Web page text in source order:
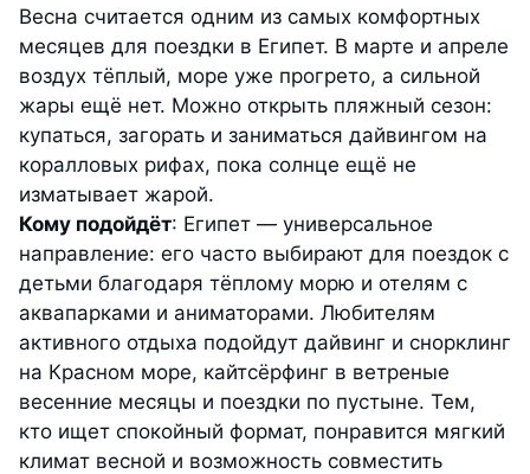
Весна считается одним из самых комфортных
месяцев для поездки в Египет. В марте и апреле
воздух тёплый, море уже прогрето, а сильной
жары ещё нет. Можно открыть пляжный сезон:
купаться, загорать и заниматься дайвингом на
коралловых рифах, пока солнце ещё не
изматывает жарой.
Кому подойдёт: Египет — универсальное
направление: его часто выбирают для поездок с
детьми благодаря тёплому морю и отелям с
аквапарками и аниматорами. Любителям
активного отдыха подойдут дайвинг и снорклинг
на Красном море, кайтсёрфинг в ветреные
весенние месяцы и поездки по пустыне. Тем,
кто ищет спокойный формат, понравится мягкий
климат весной и возможность совместить